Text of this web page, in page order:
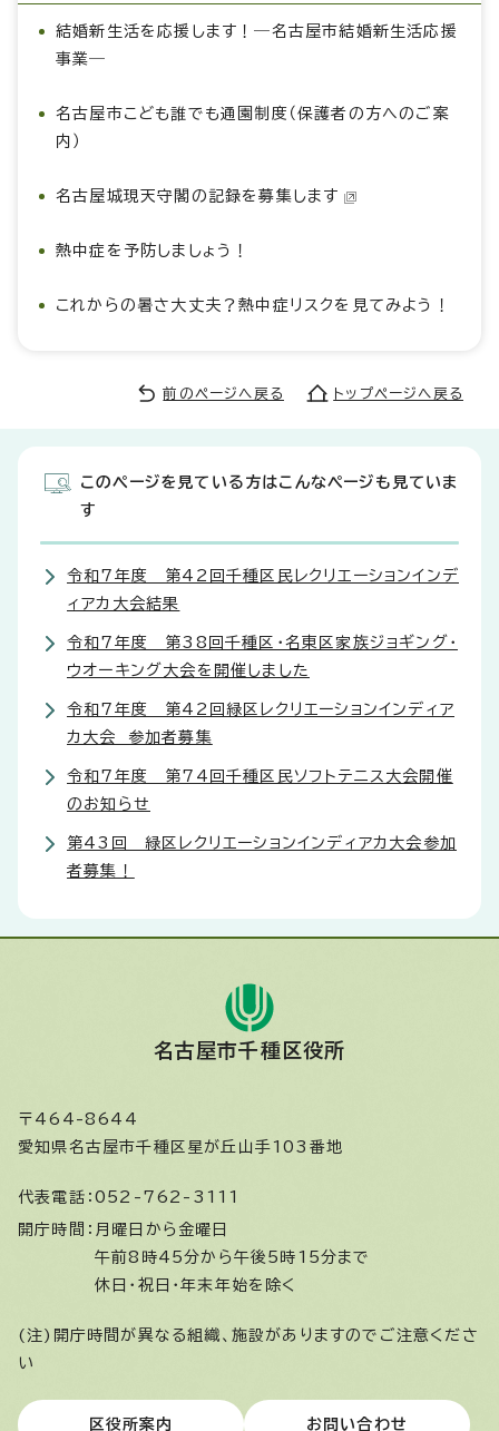
結婚新生活を応援します！―名古屋市結婚新生活応援
事業―
名古屋市こども誰でも通園制度（保護者の方へのご案
内）
名古屋城現天守閣の記録を募集します
熱中症を予防しましょう！
これからの暑さ大丈夫？熱中症リスクを見てみよう！
前のページへ戻る トップページへ戻る
このページを見ている方はこんなページも見ていま
す
令和7年度 第42回千種区民レクリエーションインデ
ィアカ大会結果
令和7年度 第38回千種区・名東区家族ジョギング・
ウオーキング大会を開催しました
令和7年度 第42回緑区レクリエーションインディア
カ大会 参加者募集
令和7年度 第74回千種区民ソフトテニス大会開催
のお知らせ
第43回 緑区レクリエーションインディアカ大会参加
者募集！
名古屋市千種区役所
〒464-8644
愛知県名古屋市千種区星が丘山手103番地
代表電話： 052-762-3111
開庁時間： 月曜日から金曜日
午前8時45分から午後5時15分まで
休日・祝日・年末年始を除く
(注)開庁時間が異なる組織、施設がありますのでご注意くださ
い
区役所案内 お問い合わせ